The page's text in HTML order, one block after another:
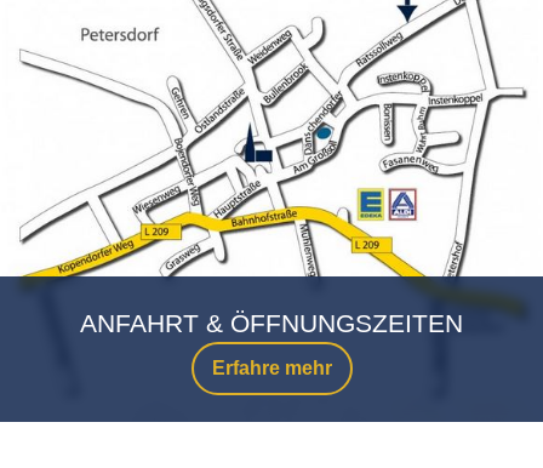
Erfahre mehr
ANFAHRT & ÖFFNUNGSZEITEN